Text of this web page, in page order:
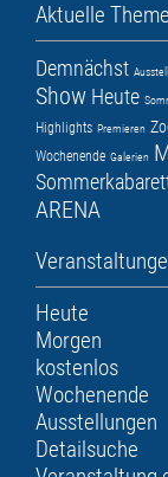
Aktuelle
Demnächst
Show Heute
Highlights Premieren
Wochenende Galerien
ARENA
Heute
Morgen
kostenlos
Wochenende
Ausstellungen
Detailsuche